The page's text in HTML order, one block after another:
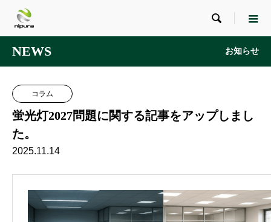

NEWS お知らせ
コラム
蛍光灯2027問題に関する記事をアップしまし
た。
2025.11.14